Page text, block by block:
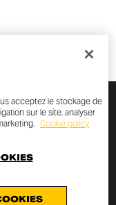
Ducati.
acceptez le stockage de
sur le site, analyser
Cookie policy